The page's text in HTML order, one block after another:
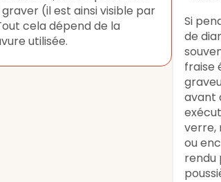
(il est ainsi visible par
cela dépend de la
utilisée.
Si
de
fraise
avant
verre,
ou
rendu